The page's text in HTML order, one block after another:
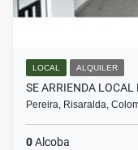
LOCAL ALQUILER
SE ARRIENDA
Pereira, Risaralda,
0Alcoba